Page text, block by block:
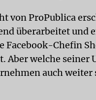
von ProPublica
überarbeitet und
Facebook-Chefin
Aber welche seiner
auch weiter